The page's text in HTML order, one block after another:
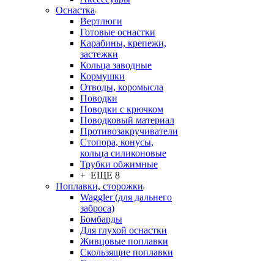
Оснастка
Вертлюги
Готовые оснастки
Карабины, крепежи,
застежки
Кольца заводные
Кормушки
Отводы, коромысла
Поводки
Поводки с крючком
Поводковый материал
Противозакручиватели
Стопора, конусы,
кольца силиконовые
Трубки обжимные
+ ЕЩЕ 8
Поплавки, сторожки
Waggler (для дальнего
заброса)
Бомбарды
Для глухой оснастки
Живцовые поплавки
Скользящие поплавки